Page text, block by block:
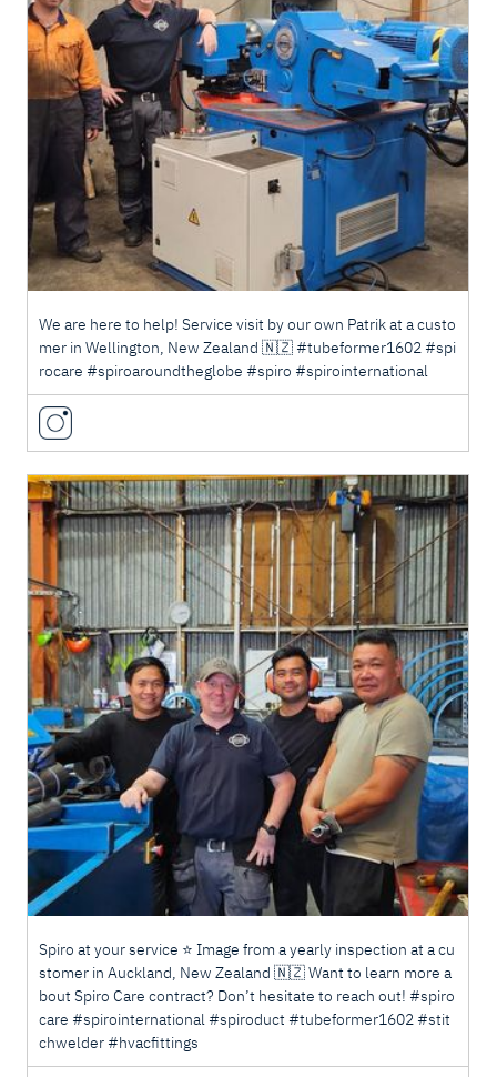
We are here to help! Service visit by our own Patrik at a custo
mer in Wellington, New Zealand 🇳🇿 #tubeformer1602 #spi
rocare #spiroaroundtheglobe #spiro #spirointernational
Spiro at your service ⭐️ Image from a yearly inspection at a cu
stomer in Auckland, New Zealand 🇳🇿 Want to learn more a
bout Spiro Care contract? Don’t hesitate to reach out! #spiro
care #spirointernational #spiroduct #tubeformer1602 #stit
chwelder #hvacfittings